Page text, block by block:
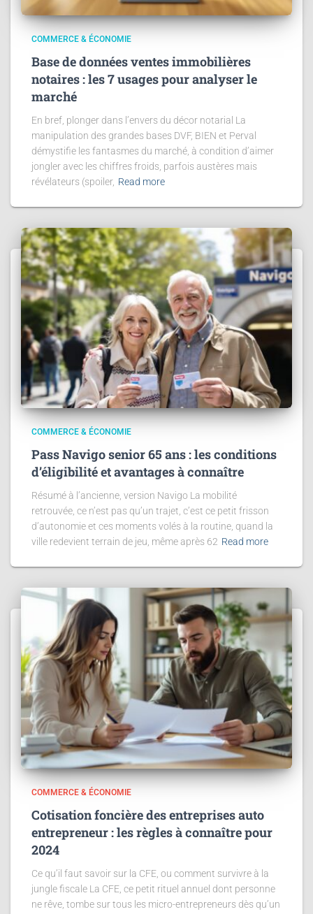
COMMERCE & ÉCONOMIE
Base de données ventes immobilières
notaires : les 7 usages pour analyser le
marché
En bref, plonger dans l’envers du décor notarial La
manipulation des grandes bases DVF, BIEN et Perval
démystifie les fantasmes du marché, à condition d’aimer
jongler avec les chiffres froids, parfois austères mais
révélateurs (spoiler, Read more
COMMERCE & ÉCONOMIE
Pass Navigo senior 65 ans : les conditions
d’éligibilité et avantages à connaître
Résumé à l’ancienne, version Navigo La mobilité
retrouvée, ce n’est pas qu’un trajet, c’est ce petit frisson
d’autonomie et ces moments volés à la routine, quand la
ville redevient terrain de jeu, même après 62 Read more
COMMERCE & ÉCONOMIE
Cotisation foncière des entreprises auto
entrepreneur : les règles à connaître pour
2024
Ce qu’il faut savoir sur la CFE, ou comment survivre à la
jungle fiscale La CFE, ce petit rituel annuel dont personne
ne rêve, tombe sur tous les micro-entrepreneurs dès qu’un